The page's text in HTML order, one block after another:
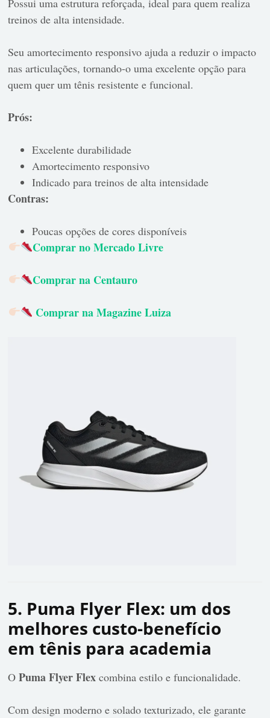
treinos de alta intensidade.
Seu amortecimento responsivo ajuda a reduzir o impacto
nas articulações, tornando-o uma excelente opção para
quem quer um tênis resistente e funcional.
Prós:
Excelente durabilidade
Amortecimento responsivo
Indicado para treinos de alta intensidade
Contras:
Poucas opções de cores disponíveis
Comprar no Mercado Livre
Comprar na Centauro
Comprar na Magazine Luiza
5. Puma Flyer Flex: um dos
melhores custo-benefício
em tênis para academia
OPuma Flyer Flex combina estilo e funcionalidade.
Com design moderno e solado texturizado, ele garante